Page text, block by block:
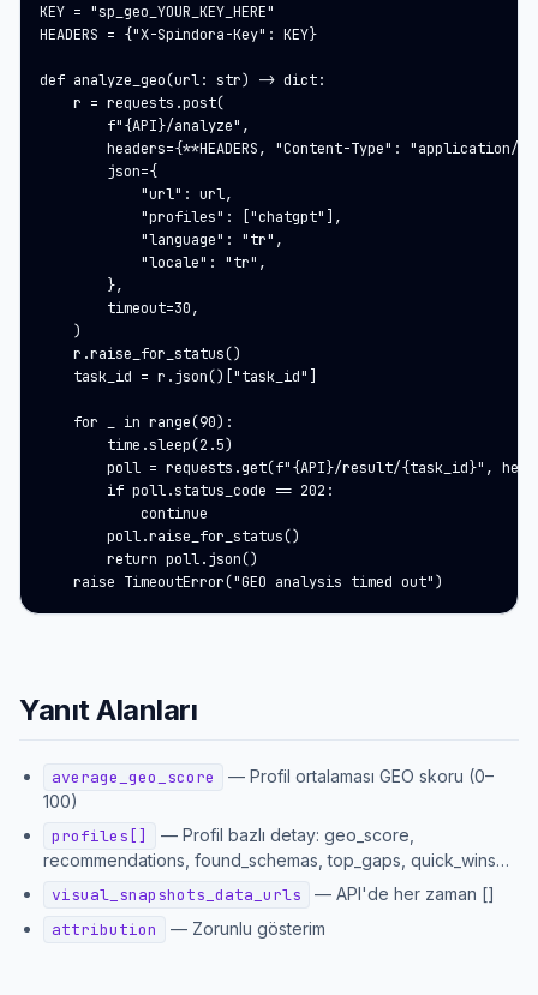
KEY = "sp_geo_YOUR_KEY_HERE"
HEADERS = {"X-Spindora-Key": KEY}
def analyze_geo(url: str) -> dict:
    r = requests.post(
        f"{API}/analyze",
headers={**HEADERS, "Content-Type": "application/
        json={
            "url": url,
            "profiles": ["chatgpt"],
            "language": "tr",
            "locale": "tr",
        },
        timeout=30,
    )
    r.raise_for_status()
    task_id = r.json()["task_id"]
    for _ in range(90):
        time.sleep(2.5)
poll = requests.get(f"{API}/result/{task_id}",
        if poll.status_code == 202:
            continue
        poll.raise_for_status()
        return poll.json()
    raise TimeoutError("GEO analysis timed out")
Yanıt Alanları
average_geo_score — Profil ortalaması GEO skoru (0–
100)
profiles[]
— Profil bazlı detay: geo_score,
recommendations, found_schemas, top_gaps, quick_wins…
visual_snapshots_data_urls
— API'de her zaman []
attribution
— Zorunlu gösterim